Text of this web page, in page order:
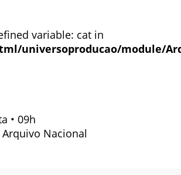
variable: cat in
universoproducao/module/
• 09h
Nacional